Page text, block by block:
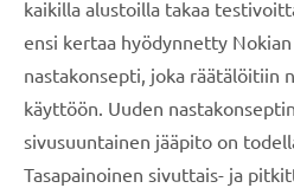
kaikilla alustoilla takaa
ensi kertaa hyödynnetty Nokian
nastakonsepti, joka räätälöitiin
käyttöön. Uuden
sivusuuntainen jääpito on
Tasapainoinen sivuttais- ja